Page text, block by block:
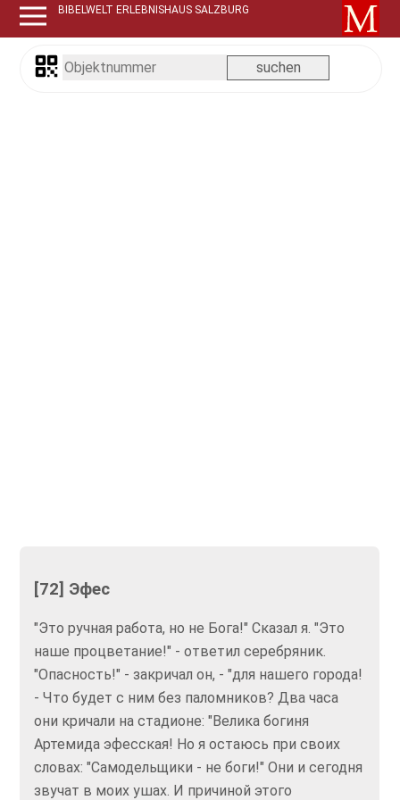
BIBELWELT ERLEBNISHAUS SALZBURG
[72] Эфес
"Это ручная работа, но не Бога!" Сказал я. "Это
наше процветание!" - ответил серебряник.
"Опасность!" - закричал он, - "для нашего города!
- Что будет с ним без паломников? Два часа
они кричали на стадионе: "Велика богиня
Артемида эфесская! Но я остаюсь при своих
словах: "Самодельщики - не боги!" Они и сегодня
звучат в моих ушах. И причиной этого